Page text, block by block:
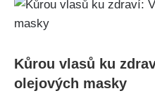
Kůrou vlasů ku
olejových masky